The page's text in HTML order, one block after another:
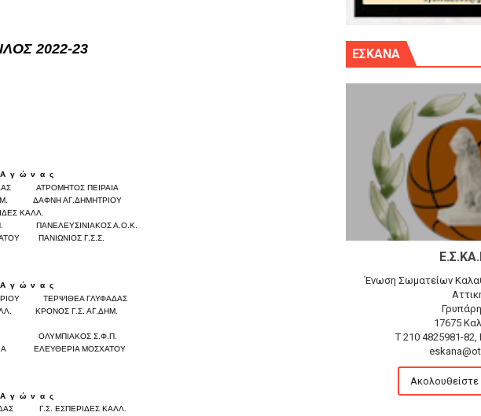
κυπέλλου ανδρών ΕΣΚΑΝΑ Μανδραϊκός Προοδευτική στο νέο κλ. Αγίου Δημητρίου την
Πανελευσινιακό στον τελικό αύριο με Αρετσού (το video του αγώνα)
η Φιλία Περάματος έφερε την σειρά στα ίσια (1-1) νίκησε τον Προφήτη Ηλία 78-74
ΛΟΣ 2022-23
Α γ ώ ν α ς
ΑΤΡΟΜΗΤΟΣ ΠΕΙΡΑΙΑ
ΔΑΦΝΗ ΑΓ.ΔΗΜΗΤΡΙΟΥ
ΚΑΛΛ.
ΠΑΝΕΛΕΥΣΙΝΙΑΚΟΣ Α.Ο.Κ.
ΠΑΝΙΩΝΙΟΣ Γ.Σ.Σ.
Α γ ώ ν α ς
ΤΕΡΨΙΘΕΑ ΓΛΥΦΑΔΑΣ
ΚΡΟΝΟΣ Γ.Σ. ΑΓ.ΔΗΜ.
ΟΛΥΜΠΙΑΚΟΣ Σ.Φ.Π.
ΕΛΕΥΘΕΡΙΑ ΜΟΣΧΑΤΟΥ
Α γ ώ ν α ς
Γ.Σ. ΕΣΠΕΡΙΔΕΣ ΚΑΛΛ.
ΕΣΚΑΝΑ
Ένωση Σωματείων
17675
T 210 4825981-82,